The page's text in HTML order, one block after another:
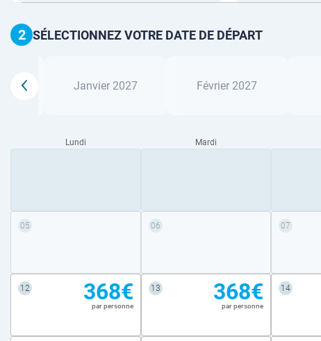
2 SÉLECTIONNEZ VOTRE DATE DE DÉPART
Janvier 2027 Février 2027
Lundi Mardi
05 06 07
12 368€
par personne
13 368€
par personne
14